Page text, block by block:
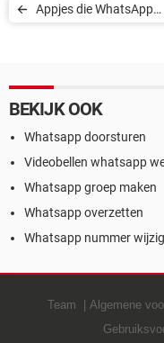
Appjes die WhatsApp
BEKIJK OOK
Whatsapp doorsturen
Videobellen whatsapp
Whatsapp groep maken
Whatsapp overzetten
Whatsapp nummer
Team Algemene